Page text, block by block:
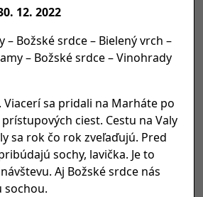
12. 2022
– Božské srdce – Bielený vrch –
– Božské srdce – Vinohrady
Viacerí sa pridali na Marháte po
ciest. Cestu na Valy
sa rok čo rok zveľaďujú. Pred
sochy, lavička. Je to
Aj Božské srdce nás
sochou.